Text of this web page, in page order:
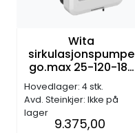
Wita
sirkulasjonspumpe
go.max 25-120-180
PWM, DN25, G1 1/2",
12,0m (H)
Hovedlager: 4 stk.
Avd. Steinkjer: Ikke på
lager
9.375,00